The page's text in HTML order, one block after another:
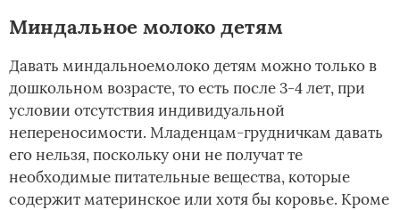
Миндальное молоко детям
Давать миндальноемолоко детям можно только в
дошкольном возрасте, то есть после 3-4 лет, при
условии отсутствия индивидуальной
непереносимости. Младенцам-грудничкам давать
его нельзя, поскольку они не получат те
необходимые питательные вещества, которые
содержит материнское или хотя бы коровье. Кроме